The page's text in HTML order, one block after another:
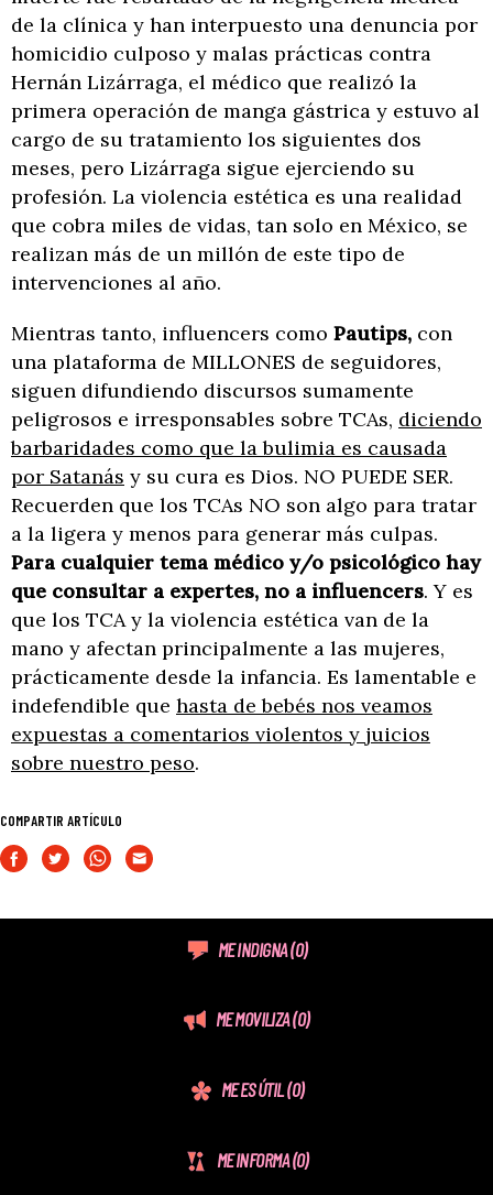
de la clínica y han interpuesto una denuncia por
homicidio culposo y malas prácticas contra
Hernán Lizárraga, el médico que realizó la
primera operación de manga gástrica y estuvo al
cargo de su tratamiento los siguientes dos
meses, pero Lizárraga sigue ejerciendo su
profesión. La violencia estética es una realidad
que cobra miles de vidas, tan solo en México, se
realizan más de un millón de este tipo de
intervenciones al año.
Mientras tanto, influencers como Pautips, con
una plataforma de MILLONES de seguidores,
siguen difundiendo discursos sumamente
peligrosos e irresponsables sobre TCAs, diciendo
barbaridades como que la bulimia es causada
por Satanás y su cura es Dios. NO PUEDE SER.
Recuerden que los TCAs NO son algo para tratar
a la ligera y menos para generar más culpas.
Para cualquier tema médico y/o psicológico hay
que consultar a expertes, no a influencers. Y es
que los TCA y la violencia estética van de la
mano y afectan principalmente a las mujeres,
prácticamente desde la infancia. Es lamentable e
indefendible que hasta de bebés nos veamos
expuestas a comentarios violentos y juicios
sobre nuestro peso.
COMPARTIR ARTÍCULO
ME INDIGNA(0)
ME MOVILIZA(0)
ME ES ÚTIL(0)
ME INFORMA(0)